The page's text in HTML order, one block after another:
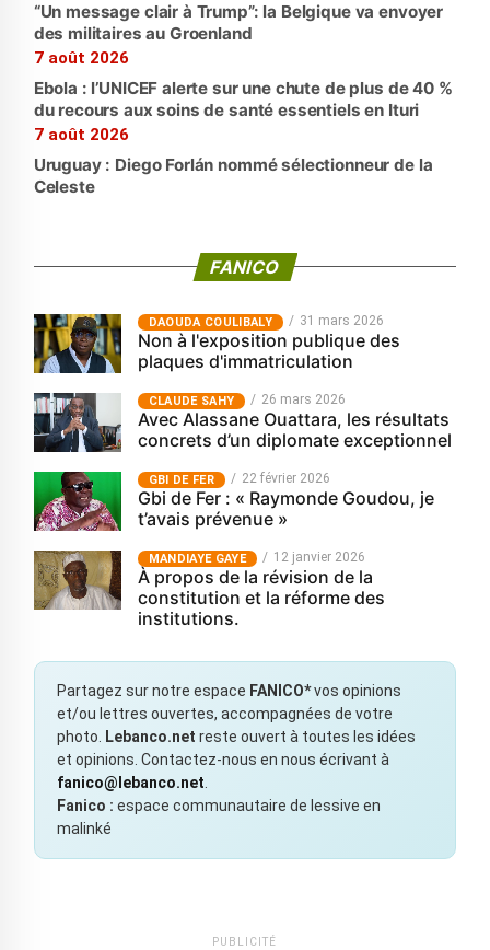
“Un message clair à Trump”: la Belgique va envoyer
des militaires au Groenland
7 août 2026
Ebola : l’UNICEF alerte sur une chute de plus de 40 %
du recours aux soins de santé essentiels en Ituri
7 août 2026
Uruguay : Diego Forlán nommé sélectionneur de la
Celeste
FANICO
‎DAOUDA COULIBALY 31 mars 2026
Non à l'exposition publique des
plaques d'immatriculation
CLAUDE SAHY 26 mars 2026
Avec Alassane Ouattara, les résultats
concrets d’un diplomate exceptionnel
GBI DE FER 22 février 2026
Gbi de Fer : « Raymonde Goudou, je
t’avais prévenue »
MANDIAYE GAYE 12 janvier 2026
À propos de la révision de la
constitution et la réforme des
institutions.
Partagez sur notre espace FANICO*vos opinions
et/ou lettres ouvertes, accompagnées de votre
photo. Lebanco.net reste ouvert à toutes les idées
et opinions. Contactez-nous en nous écrivant à
fanico@lebanco.net.
Fanico : espace communautaire de lessive en
malinké
PUBLICITÉ